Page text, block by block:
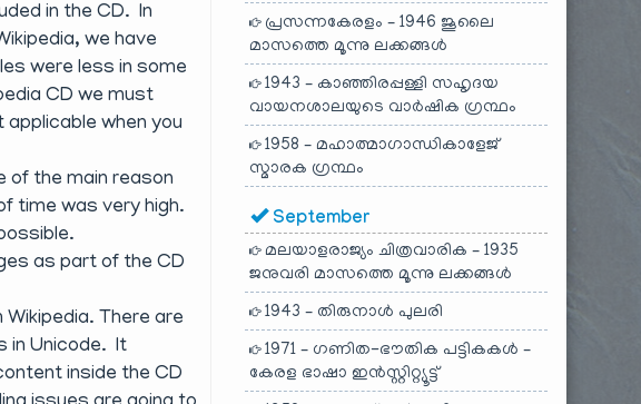
in the CD. In
we have
were less in some
CD we must
when you
of the main reason
time was very high.
as part of the CD
There are
in Unicode. It
inside the CD
പ്രസന്നകേരളം – 1946 ജൂലൈ
മാസത്തെ മൂന്നു ലക്കങ്ങൾ
1943 – കാഞ്ഞിരപ്പള്ളി സഹൃദയ
വായനശാലയുടെ വാർഷിക ഗ്രന്ഥം
1958 – മഹാത്മാഗാന്ധികാളേജ്
സ്മാരക ഗ്രന്ഥം
September
മലയാളരാജ്യം ചിത്രവാരിക – 1935
ജനുവരി മാസത്തെ മൂന്നു ലക്കങ്ങൾ
1943 – തിരുനാൾ പുലരി
1971 – ഗണിത-ഭൗതിക പട്ടികകൾ –
കേരള ഭാഷാ ഇൻസ്റ്റിറ്റ്യൂട്ട്